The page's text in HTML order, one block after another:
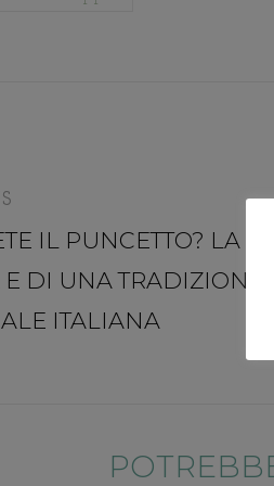
IL PUNCETTO? LA
DI UNA TRADIZIONE
ITALIANA